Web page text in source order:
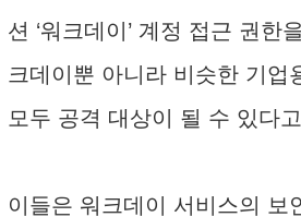
션 ‘워크데이’ 계정 접근 권한
크데이뿐 아니라 비슷한 기업
모두 공격 대상이 될 수 있다
이들은 워크데이 서비스의 보